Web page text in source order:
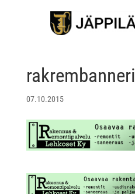
rakrembanneri
07.10.2015